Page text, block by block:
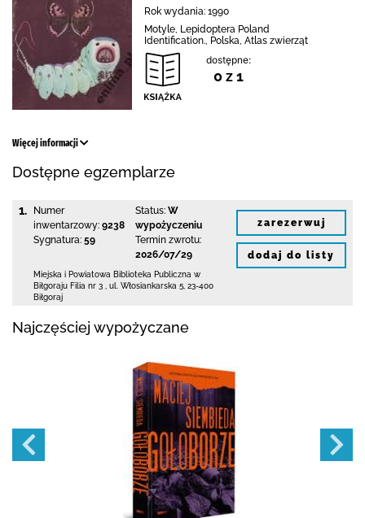
Rok wydania: 1990
Motyle, Lepidoptera Poland
Identification., Polska, Atlas zwierząt
dostępne:
0 z 1
Więcej informacji
Dostępne egzemplarze
1.
Numer
inwentarzowy: 9238
Sygnatura: 59
Status: W
wypożyczeniu
Termin zwrotu:
2026/07/29
Miejska i Powiatowa Biblioteka Publiczna w
Biłgoraju Filia nr 3
ul. Włosiankarska 5 23-400
Biłgoraj
zarezerwuj
dodaj do listy
Najczęściej wypożyczane